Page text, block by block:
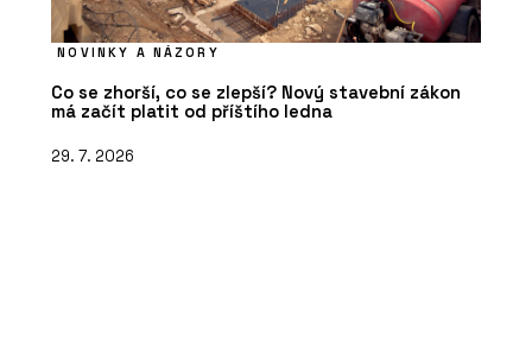
NOVINKY A NÁZORY
Co se zhorší, co se zlepší? Nový stavební zákon
má začít platit od příštího ledna
29. 7. 2026